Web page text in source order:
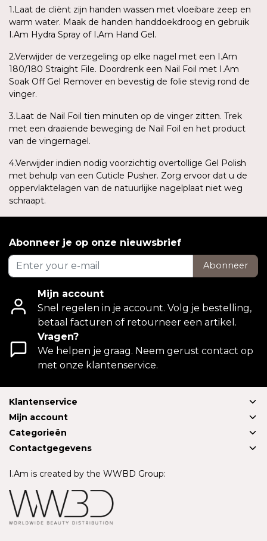
1.Laat de cliënt zijn handen wassen met vloeibare zeep en
warm water. Maak de handen handdoekdroog en gebruik
I.Am Hydra Spray of I.Am Hand Gel.
2.Verwijder de verzegeling op elke nagel met een I.Am
180/180 Straight File. Doordrenk een Nail Foil met I.Am
Soak Off Gel Remover en bevestig de folie stevig rond de
vinger.
3.Laat de Nail Foil tien minuten op de vinger zitten. Trek
met een draaiende beweging de Nail Foil en het product
van de vingernagel.
4.Verwijder indien nodig voorzichtig overtollige Gel Polish
met behulp van een Cuticle Pusher. Zorg ervoor dat u de
oppervlaktelagen van de natuurlijke nagelplaat niet weg
schraapt.
Abonneer je op onze nieuwsbrief
Abonneer
Mijn account
Snel regelen in je account. Volg je bestelling,
betaal facturen of retourneer een artikel.
Vragen?
We helpen je graag. Neem gerust contact op
met onze klantenservice.
Klantenservice
Mijn account
Categorieën
Contactgegevens
I.Am is created by the WWBD Group: